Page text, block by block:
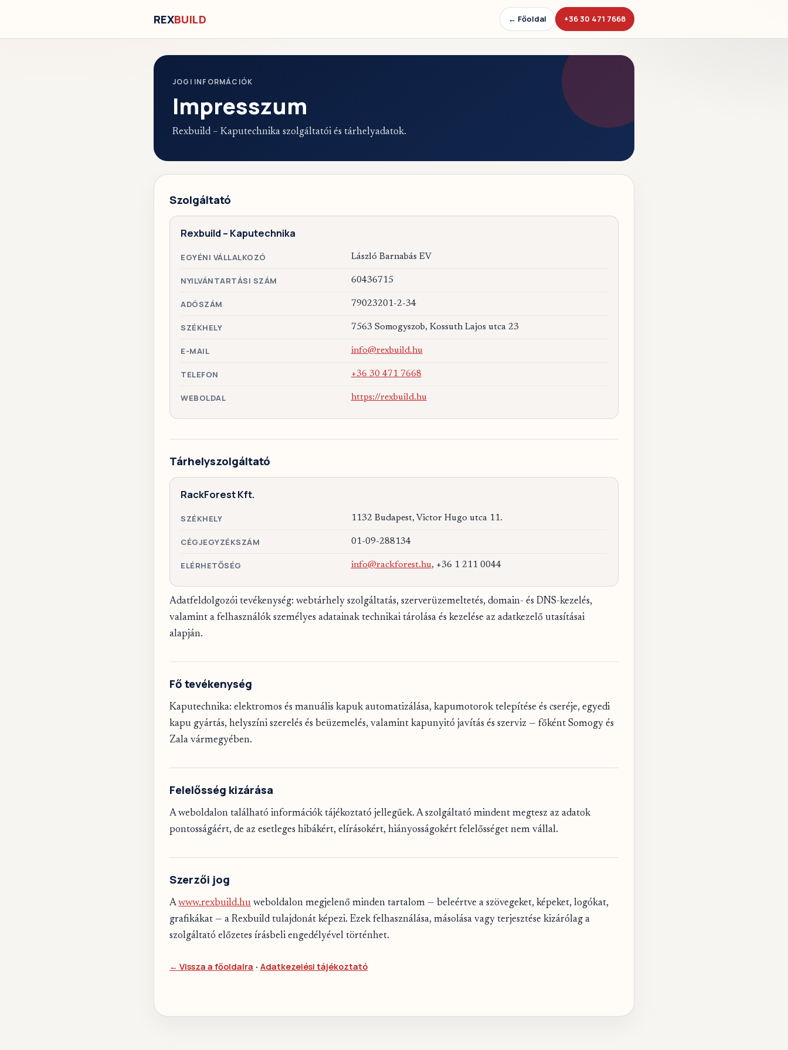
REXBUILD ← Főoldal +36 30 471 7668
JOGI INFORMÁCIÓK
Impresszum
Rexbuild – Kaputechnika szolgáltatói és tárhelyadatok.
Szolgáltató
Rexbuild – Kaputechnika
EGYÉNI VÁLLALKOZÓ László Barnabás EV
NYILVÁNTARTÁSI SZÁM 60436715
ADÓSZÁM 79023201-2-34
SZÉKHELY 7563 Somogyszob, Kossuth Lajos utca 23
E-MAIL info@rexbuild.hu
TELEFON +36 30 471 7668
WEBOLDAL https://rexbuild.hu
Tárhelyszolgáltató
RackForest Kft.
SZÉKHELY 1132 Budapest, Victor Hugo utca 11.
CÉGJEGYZÉKSZÁM 01-09-288134
ELÉRHETŐSÉG info@rackforest.hu, +36 1 211 0044
Adatfeldolgozói tevékenység: webtárhely szolgáltatás, szerverüzemeltetés, domain- és DNS-kezelés,
valamint a felhasználók személyes adatainak technikai tárolása és kezelése az adatkezelő utasításai
alapján.
Fő tevékenység
Kaputechnika: elektromos és manuális kapuk automatizálása, kapumotorok telepítése és cseréje, egyedi
kapu gyártás, helyszíni szerelés és beüzemelés, valamint kapunyitó javítás és szerviz — főként Somogy és
Zala vármegyében.
Felelősség kizárása
A weboldalon található információk tájékoztató jellegűek. A szolgáltató mindent megtesz az adatok
pontosságáért, de az esetleges hibákért, elírásokért, hiányosságokért felelősséget nem vállal.
Szerzői jog
Awww.rexbuild.hu weboldalon megjelenő minden tartalom — beleértve a szövegeket, képeket, logókat,
grafikákat — a Rexbuild tulajdonát képezi. Ezek felhasználása, másolása vagy terjesztése kizárólag a
szolgáltató előzetes írásbeli engedélyével történhet.
← Vissza a főoldalra · Adatkezelési tájékoztató